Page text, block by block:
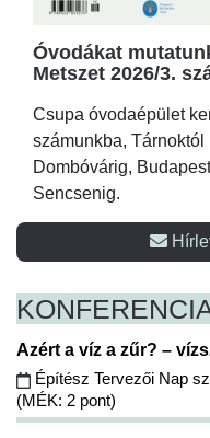
Óvodákat
Metszet 2026/3.
Csupa óvodaépület
számunkba, Tárnoktól
Dombóvárig,
Sencsenig.
Azért a víz a zűr? –
Építész Tervezői Nap
(MÉK: 2 pont)